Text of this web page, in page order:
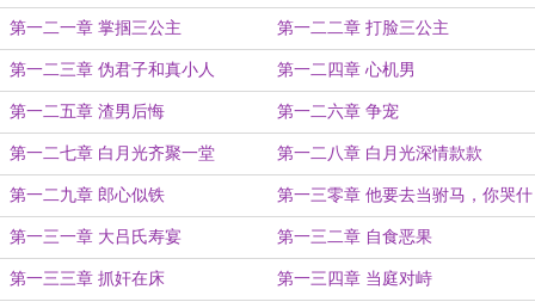
第一二一章 掌掴三公主 第一二二章 打脸三公主
第一二三章 伪君子和真小人 第一二四章 心机男
第一二五章 渣男后悔 第一二六章 争宠
第一二七章 白月光齐聚一堂 第一二八章 白月光深情款款
第一二九章 郎心似铁 第一三零章 他要去当驸马，你哭什
么
第一三一章 大吕氏寿宴 第一三二章 自食恶果
第一三三章 抓奸在床 第一三四章 当庭对峙